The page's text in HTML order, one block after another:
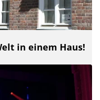
in einem Haus!